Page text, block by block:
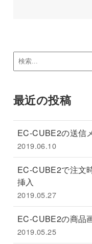
最近の投稿
EC-CUBE2の送信
2019.06.10
EC-CUBE2で注文
挿入
2019.05.27
EC-CUBE2の商品
2019.05.25